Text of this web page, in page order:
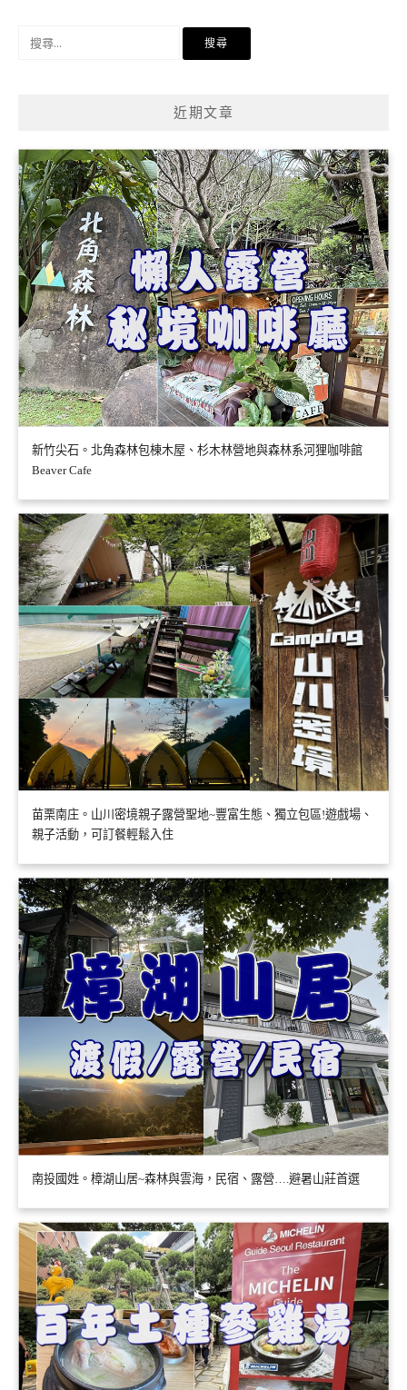
近期文章
新竹尖石。北角森林包棟木屋、杉木林營地與森林系河狸咖啡館
Beaver Cafe
苗栗南庄。山川密境親子露營聖地~豐富生態、獨立包區!遊戲場、
親子活動，可訂餐輕鬆入住
南投國姓。樟湖山居~森林與雲海，民宿、露營….避暑山莊首選